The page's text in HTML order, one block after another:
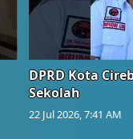
DPRD Kota
Sekolah
22 Jul 2026, 7:41 AM